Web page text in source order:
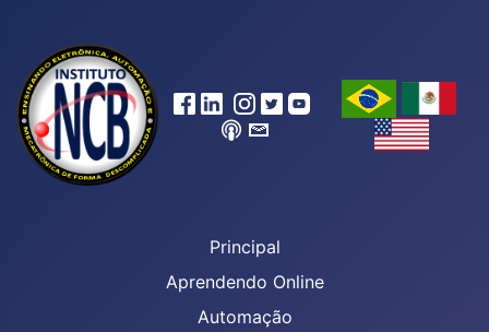
Principal
Aprendendo Online
Automação